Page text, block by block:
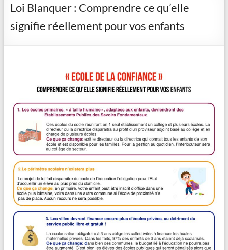
Loi Blanquer : Comprendre ce qu’elle
signifie réellement pour vos enfants